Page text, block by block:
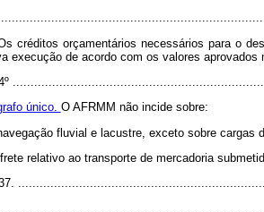
créditos orçamentários necessários para o
execução de acordo com os valores aprovados
único. O AFRMM não incide sobre:
fluvial e lacustre, exceto sobre cargas
frete relativo ao transporte de mercadoria